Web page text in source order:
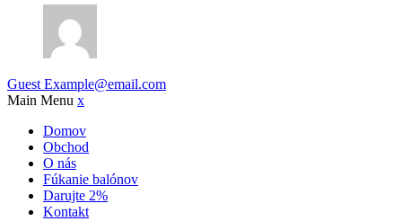
GuestExample@email.com
Main Menu x
Domov
Obchod
O nás
Fúkanie balónov
Darujte 2%
Kontakt